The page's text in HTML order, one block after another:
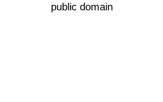
public domain